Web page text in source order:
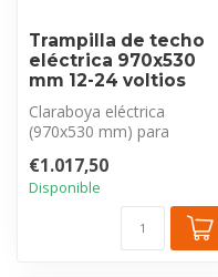
Trampilla de techo
eléctrica 970x530
mm 12-24 voltios
Claraboya eléctrica
(970x530 mm) para
Cúpula tintada pa...
€1.017,50
Disponible